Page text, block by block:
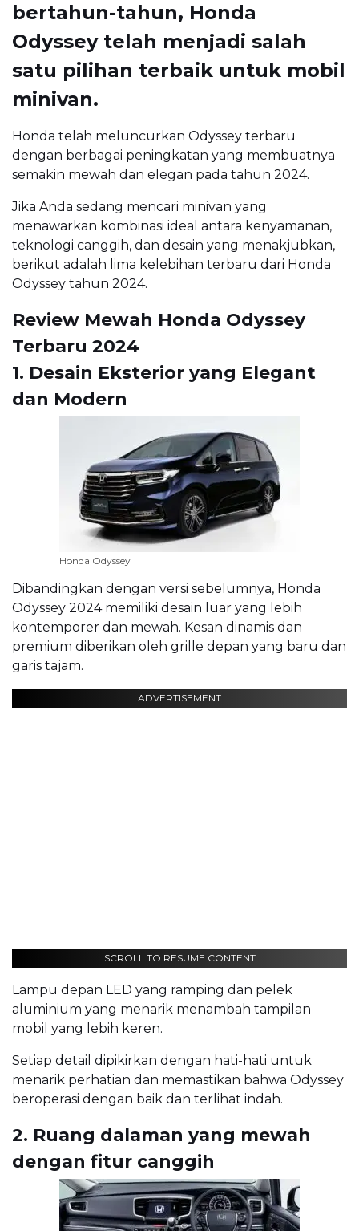
bertahun-tahun, Honda
Odyssey telah menjadi salah
satu pilihan terbaik untuk mobil
minivan.
Honda telah meluncurkan Odyssey terbaru
dengan berbagai peningkatan yang membuatnya
semakin mewah dan elegan pada tahun 2024.
Jika Anda sedang mencari minivan yang
menawarkan kombinasi ideal antara kenyamanan,
teknologi canggih, dan desain yang menakjubkan,
berikut adalah lima kelebihan terbaru dari Honda
Odyssey tahun 2024.
Review Mewah Honda Odyssey
Terbaru 2024
1. Desain Eksterior yang Elegant
dan Modern
Honda Odyssey
Dibandingkan dengan versi sebelumnya, Honda
Odyssey 2024 memiliki desain luar yang lebih
kontemporer dan mewah. Kesan dinamis dan
premium diberikan oleh grille depan yang baru dan
garis tajam.
ADVERTISEMENT
SCROLL TO RESUME CONTENT
Lampu depan LED yang ramping dan pelek
aluminium yang menarik menambah tampilan
mobil yang lebih keren.
Setiap detail dipikirkan dengan hati-hati untuk
menarik perhatian dan memastikan bahwa Odyssey
beroperasi dengan baik dan terlihat indah.
2. Ruang dalaman yang mewah
dengan fitur canggih